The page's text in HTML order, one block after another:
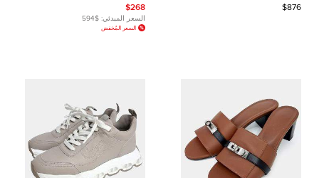
$876
$268
السعر المبدئي: $594
السعر المُخفض